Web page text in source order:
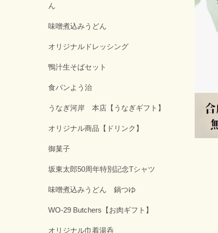
ん
味噌煮込みうどん
オリジナルドレッシング
鴨汁生そばセット
食パンよう治
うなぎ河岸 本店【うなぎギフト】
オリジナル商品【ドリンク】
御菓子
坂東太郎50周年特別記念Tシャツ
味噌煮込みうどん 鍋つゆ
WO-29 Butchers【お肉ギフト】
オリジナル巾着湯呑